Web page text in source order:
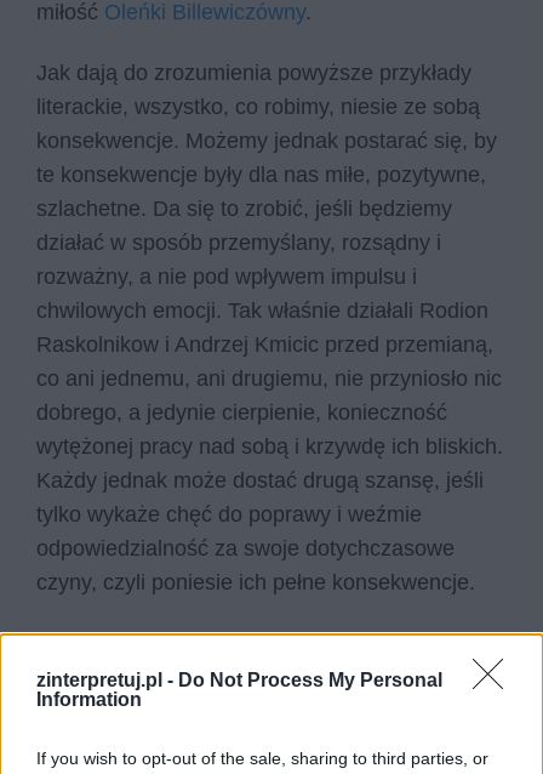
zinterpretuj.pl - Do Not Process My Personal
Information
If you wish to opt-out of the sale, sharing to third parties, or
miłość Oleńki Billewiczówny.
Jak dają do zrozumienia powyższe przykłady
literackie, wszystko, co robimy, niesie ze sobą
konsekwencje. Możemy jednak postarać się, by
te konsekwencje były dla nas miłe, pozytywne,
szlachetne. Da się to zrobić, jeśli będziemy
działać w sposób przemyślany, rozsądny i
rozważny, a nie pod wpływem impulsu i
chwilowych emocji. Tak właśnie działali Rodion
Raskolnikow i Andrzej Kmicic przed przemianą,
co ani jednemu, ani drugiemu, nie przyniosło nic
dobrego, a jedynie cierpienie, konieczność
wytężonej pracy nad sobą i krzywdę ich bliskich.
Każdy jednak może dostać drugą szansę, jeśli
tylko wykaże chęć do poprawy i weźmie
odpowiedzialność za swoje dotychczasowe
czyny, czyli poniesie ich pełne konsekwencje.